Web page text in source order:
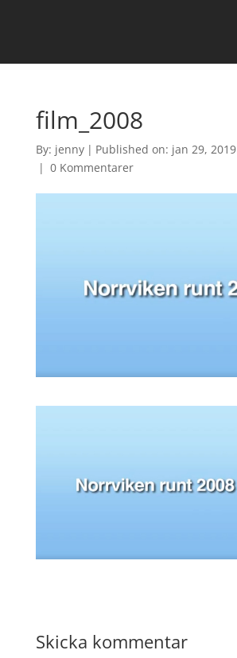
film_2008
By: jenny | Published on: jan 29, 2019
| 0 Kommentarer
Skicka kommentar